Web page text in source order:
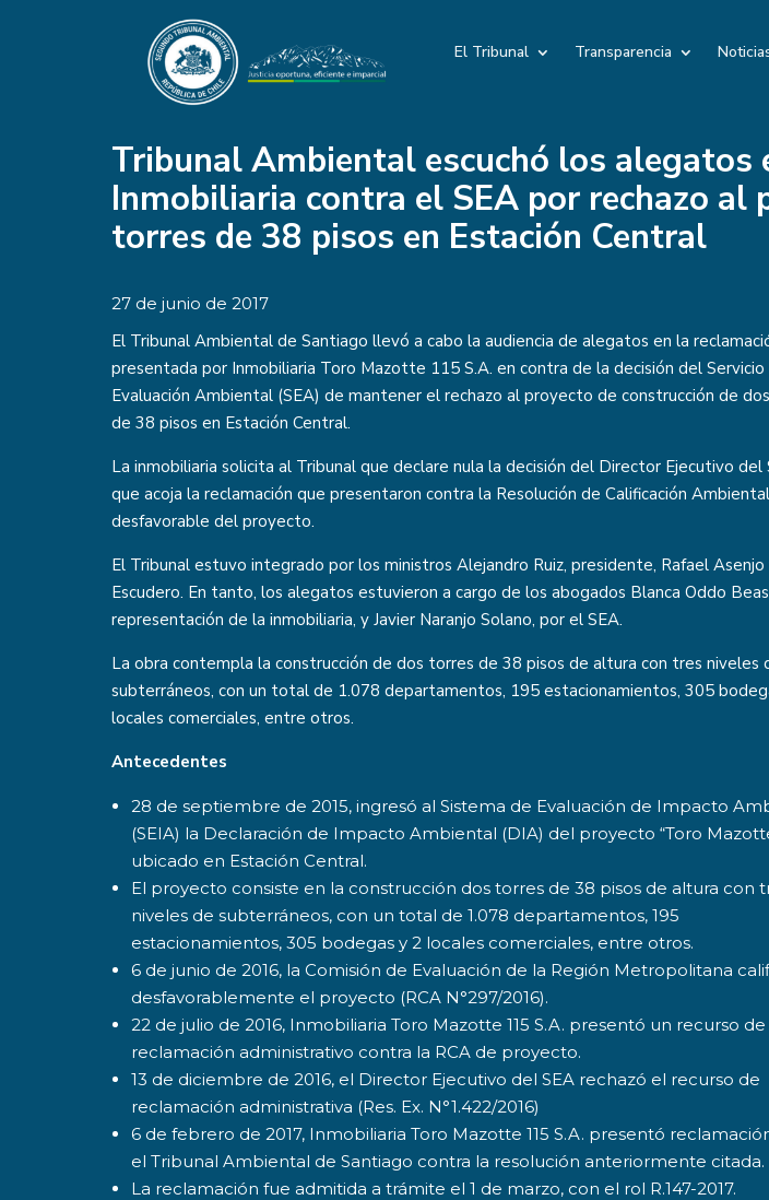
El Tribunal Transparencia
Tribunal Ambiental escuchó los alegatos
Inmobiliaria contra el SEA por rechazo al
torres de 38 pisos en Estación Central
27 de junio de 2017
El Tribunal Ambiental de Santiago llevó a cabo la audiencia de alegatos en la
presentada por Inmobiliaria Toro Mazotte 115 S.A. en contra de la decisión del Servicio
Evaluación Ambiental (SEA) de mantener el rechazo al proyecto de construcción de
de 38 pisos en Estación Central.
La inmobiliaria solicita al Tribunal que declare nula la decisión del Director Ejecutivo del
que acoja la reclamación que presentaron contra la Resolución de Calificación
desfavorable del proyecto.
El Tribunal estuvo integrado por los ministros Alejandro Ruiz, presidente, Rafael Asenjo
Escudero. En tanto, los alegatos estuvieron a cargo de los abogados Blanca Oddo
representación de la inmobiliaria, y Javier Naranjo Solano, por el SEA.
La obra contempla la construcción de dos torres de 38 pisos de altura con tres niveles
subterráneos, con un total de 1.078 departamentos, 195 estacionamientos, 305
locales comerciales, entre otros.
Antecedentes
28 de septiembre de 2015, ingresó al Sistema de Evaluación de Impacto
(SEIA) la Declaración de Impacto Ambiental (DIA) del proyecto “Toro Mazotte
ubicado en Estación Central.
El proyecto consiste en la construcción dos torres de 38 pisos de altura con
niveles de subterráneos, con un total de 1.078 departamentos, 195
estacionamientos, 305 bodegas y 2 locales comerciales, entre otros.
6 de junio de 2016, la Comisión de Evaluación de la Región Metropolitana
desfavorablemente el proyecto (RCA N°297/2016).
22 de julio de 2016, Inmobiliaria Toro Mazotte 115 S.A. presentó un recurso de
reclamación administrativo contra la RCA de proyecto.
13 de diciembre de 2016, el Director Ejecutivo del SEA rechazó el recurso de
reclamación administrativa (Res. Ex. N°1.422/2016)
6 de febrero de 2017, Inmobiliaria Toro Mazotte 115 S.A. presentó
el Tribunal Ambiental de Santiago contra la resolución anteriormente citada.
La reclamación fue admitida a trámite el 1 de marzo, con el rol R.147-2017.